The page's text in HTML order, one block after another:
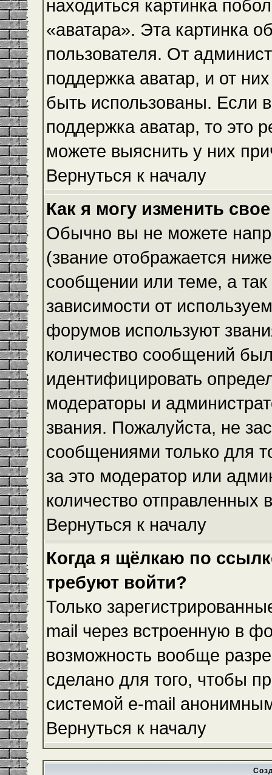
находиться картинка
«аватара». Эта картинка
пользователя. От
поддержка аватар, и от
быть использованы. Если
поддержка аватар, то это
можете выяснить у них
Вернуться к началу
Как я могу изменить
Обычно вы не можете
(звание отображается
сообщении или теме, а
зависимости от
форумов используют
количество сообщений
идентифицировать
модераторы и
звания. Пожалуйста, не
сообщениями только для
за это модератор или
количество
Вернуться к началу
Когда я щёлкаю по
требуют войти?
Только
mail через встроенную в
возможность вообще
сделано для того, чтобы
системой e-mail
Вернуться к началу